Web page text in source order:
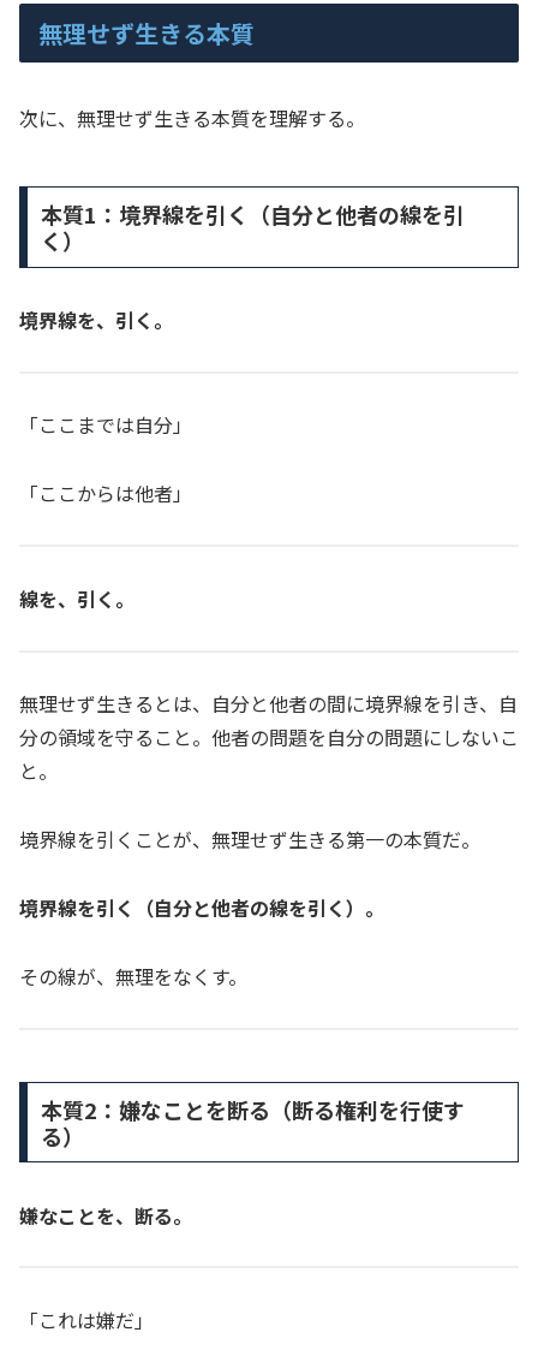
無理せず生きる本質
次に、無理せず生きる本質を理解する。
本質1：境界線を引く（自分と他者の線を引
く）
境界線を、引く。
「ここまでは自分」
「ここからは他者」
線を、引く。
無理せず生きるとは、自分と他者の間に境界線を引き、自
分の領域を守ること。他者の問題を自分の問題にしないこ
と。
境界線を引くことが、無理せず生きる第一の本質だ。
境界線を引く（自分と他者の線を引く）。
その線が、無理をなくす。
本質2：嫌なことを断る（断る権利を行使す
る）
嫌なことを、断る。
「これは嫌だ」